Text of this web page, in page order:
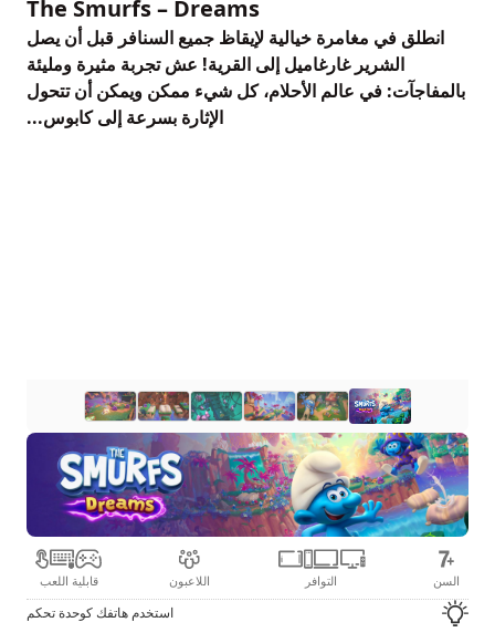
The Smurfs – Dreams
انطلق في مغامرة خيالية لإيقاظ جميع السنافر قبل أن يصل
الشرير غارغاميل إلى القرية! عش تجربة مثيرة ومليئة
بالمفاجآت: في عالم الأحلام، كل شيء ممكن ويمكن أن تتحول
الإثارة بسرعة إلى كابوس...
السن التوافر اللاعبون قابلية اللعب
استخدم هاتفك كوحدة تحكم